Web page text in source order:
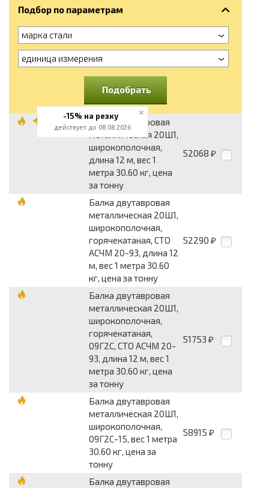
Подбор по параметрам
марка стали
единица измерения
Подобрать
Балка двутавровая
металлическая 20Ш1,
широкополочная,
длина 12 м, вес 1
метра 30.60 кг, цена
за тонну
52068 ₽
Балка двутавровая
металлическая 20Ш1,
широкополочная,
горячекатаная, СТО
АСЧМ 20-93, длина 12
м, вес 1 метра 30.60
кг, цена за тонну
52290 ₽
Балка двутавровая
металлическая 20Ш1,
широкополочная,
горячекатаная,
09Г2С, СТО АСЧМ 20-
93, длина 12 м, вес 1
метра 30.60 кг, цена
за тонну
51753 ₽
Балка двутавровая
металлическая 20Ш1,
широкополочная,
09Г2С-15, вес 1 метра
30.60 кг, цена за
тонну
58915 ₽
Балка двутавровая
-15% на резку
действует до 08.08.2026